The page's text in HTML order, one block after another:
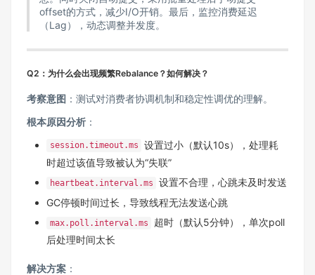
offset的方式，减少I/O开销。最后，监控消费延迟
（Lag），动态调整并发度。
Q2：为什么会出现频繁Rebalance？如何解决？
考察意图 ：测试对消费者协调机制和稳定性调优的理解。
根本原因分析 ：
session.timeout.ms
设置过小（默认10s），处理耗
时超过该值导致被认为“失联”
heartbeat.interval.ms
设置不合理，心跳未及时发送
GC停顿时间过长，导致线程无法发送心跳
max.poll.interval.ms
超时（默认5分钟），单次poll
后处理时间太长
解决方案 ：